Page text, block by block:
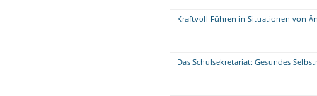
Kraftvoll Führen in Situationen von
Das Schulsekretariat: Gesundes